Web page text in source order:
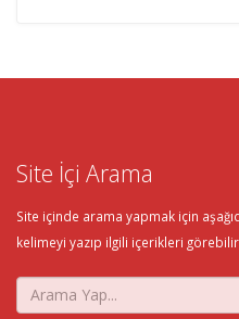
Site İçi Arama
Site içinde arama yapmak için
kelimeyi yazıp ilgili içerikleri